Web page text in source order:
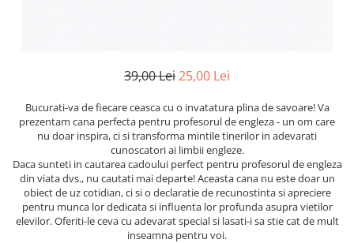
39,00 Lei25,00 Lei
Bucurati-va de fiecare ceasca cu o invatatura plina de savoare! Va
prezentam cana perfecta pentru profesorul de engleza - un om care
nu doar inspira, ci si transforma mintile tinerilor in adevarati
cunoscatori ai limbii engleze.
Daca sunteti in cautarea cadoului perfect pentru profesorul de engleza
din viata dvs., nu cautati mai departe! Aceasta cana nu este doar un
obiect de uz cotidian, ci si o declaratie de recunostinta si apreciere
pentru munca lor dedicata si influenta lor profunda asupra vietilor
elevilor. Oferiti-le ceva cu adevarat special si lasati-i sa stie cat de mult
inseamna pentru voi.